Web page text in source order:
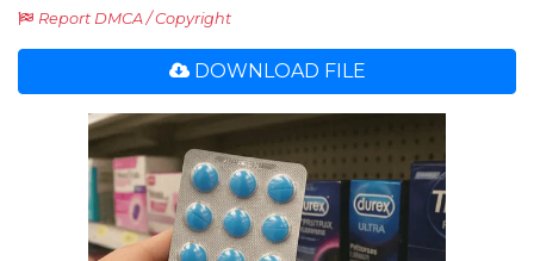
Report DMCA / Copyright
DOWNLOAD FILE